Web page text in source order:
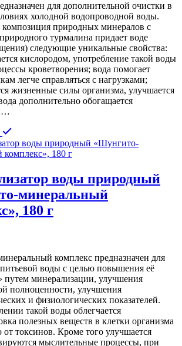
для дополнительной очистки в
холодной водопроводной воды.
композиция природных минералов с
турмалина придает воде
следующие уникальные свойства:
кислородом, употребление такой воды
кроветворения; вода помогает
легче справляться с нагрузками;
жизненные силы организма, улучшается
дополнительно обогащается
воды природный
минеральный
180 г
комплекс предназначен для
воды с целью повышения её
путем минерализации, улучшения
полноценности, улучшения
и физиологических показателей.
такой воды облегчается
полезных веществ в клетки организма
от токсинов. Кроме того улучшается
мыслительные процессы, при